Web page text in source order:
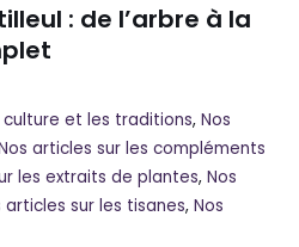
: de l’arbre à la
culture et les traditions, Nos
articles sur les compléments
les extraits de plantes, Nos
articles sur les tisanes, Nos